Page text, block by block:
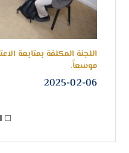
اللجنة المكلفة بمتابعة
موسعاً.
2025-02-06